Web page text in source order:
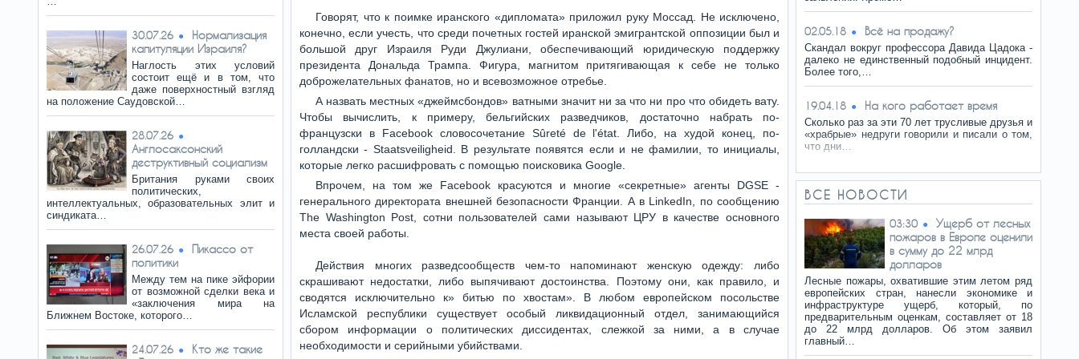
30.07.26
Нормализация
капитуляции Израиля?
Наглость этих условий
состоит ещё и в том, что
даже поверхностный взгляд
на положение Саудовской…
28.07.26
Англосаксонский
деструктивный социализм
Британия руками своих
политических,
интеллектуальных, образовательных элит и
синдиката…
26.07.26
Пикассо от
политики
Между тем на пике эйфории
от возможной сделки века и
«заключения мира на
Ближнем Востоке, которого…
24.07.26
Кто же такие
Говорят, что к поимке иранского «дипломата» приложил руку Моссад. Не исключено,
конечно, если учесть, что среди почетных гостей иранской эмигрантской оппозиции был и
большой друг Израиля Руди Джулиани, обеспечивающий юридическую поддержку
президента Дональда Трампа. Фигура, магнитом притягивающая к себе не только
доброжелательных фанатов, но и всевозможное отребье.
А назвать местных «джеймсбондов» ватными значит ни за что ни про что обидеть вату.
Чтобы вычислить, к примеру, бельгийских разведчиков, достаточно набрать по-
французски в Facebook словосочетание Sûreté de l'état. Либо, на худой конец, по-
голландски - Staatsveiligheid. В результате появятся если и не фамилии, то инициалы,
которые легко расшифровать с помощью поисковика Google.
Впрочем, на том же Facebook красуются и многие «секретные» агенты DGSE -
генерального директората внешней безопасности Франции. А в LinkedIn, по сообщению
The Washington Post, сотни пользователей сами называют ЦРУ в качестве основного
места своей работы.
Действия многих разведсообществ чем-то напоминают женскую одежду: либо
скрашивают недостатки, либо выпячивают достоинства. Поэтому они, как правило, и
сводятся исключительно к» битью по хвостам». В любом европейском посольстве
Исламской республики существует особый ликвидационный отдел, занимающийся
сбором информации о политических диссидентах, слежкой за ними, а в случае
необходимости и серийными убийствами.
02.05.18 Всё на продажу?
Скандал вокруг профессора Давида Цадока -
далеко не единственный подобный инцидент.
Более того,…
19.04.18 На кого работает время
Сколько раз за эти 70 лет трусливые друзья и
«храбрые» недруги говорили и писали о том,
что дни…
ВСЕ НОВОСТИ
03:30
Ущерб от лесных
пожаров в Европе оценили
в сумму до 22 млрд
долларов
Лесные пожары, охватившие этим летом ряд
европейских стран, нанесли экономике и
инфраструктуре ущерб, который, по
предварительным оценкам, составляет от 18
до 22 млрд долларов. Об этом заявил
главный…